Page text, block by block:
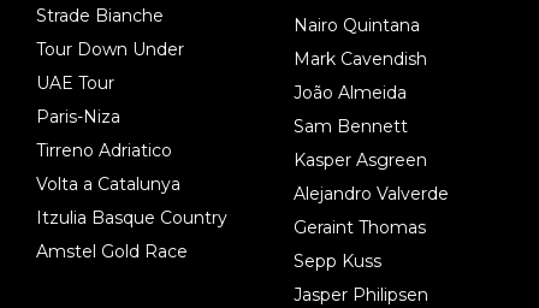
Strade Bianche
Tour Down Under
UAE Tour
Paris-Niza
Tirreno Adriatico
Volta a Catalunya
Itzulia Basque Country
Amstel Gold Race
Nairo Quintana
Mark Cavendish
João Almeida
Sam Bennett
Kasper Asgreen
Alejandro Valverde
Geraint Thomas
Sepp Kuss
Jasper Philipsen